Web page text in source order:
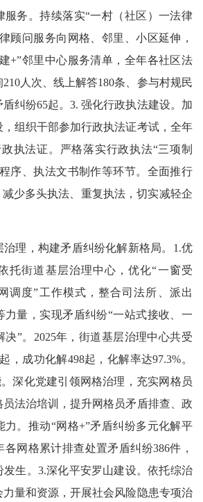
服务。持续落实“一村（社区）一法律
顾问服务向网格、邻里、小区延伸，
+”邻里中心服务清单，全年各社区法
人次、线上解答180条、参与村规民
纠纷65起。3. 强化行政执法建设。加
组织干部参加行政执法证考试，全年
执法证。严格落实行政执法“三项制
序、执法文书制作等环节。全面推行
少多头执法、重复执法，切实减轻企
理，构建矛盾纠纷化解新格局。1.优
托街道基层治理中心，优化“一窗受
调度”工作模式，整合司法所、派出
力量，实现矛盾纠纷“一站式接收、一
”。2025年，街道基层治理中心共受
，成功化解498起，化解率达97.3%。
深化党建引领网格治理，充实网格员
法治培训，提升网格员矛盾排查、政
力。推动“网格+”矛盾纠纷多元化解平
网格累计排查处置矛盾纠纷386件，
发生。3.深化平安罗山建设。依托综治
量和资源，开展社会风险隐患专项治